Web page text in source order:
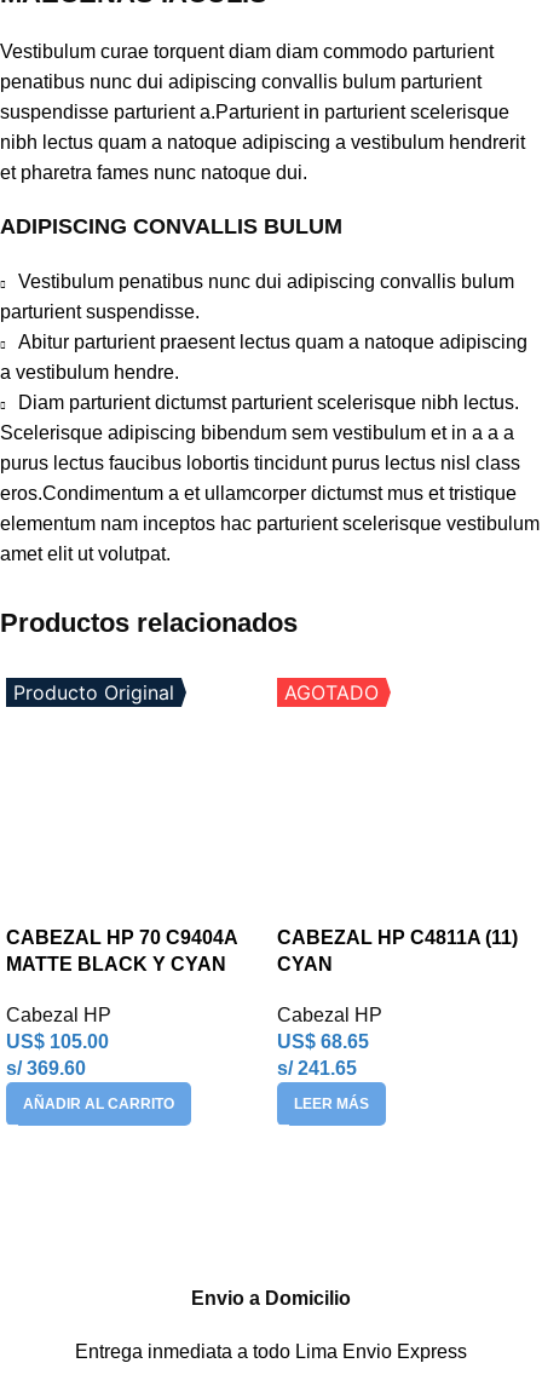
Vestibulum curae torquent diam diam commodo parturient
penatibus nunc dui adipiscing convallis bulum parturient
suspendisse parturient a.Parturient in parturient scelerisque
nibh lectus quam a natoque adipiscing a vestibulum hendrerit
et pharetra fames nunc natoque dui.
ADIPISCING CONVALLIS BULUM
Vestibulum penatibus nunc dui adipiscing convallis bulum
parturient suspendisse.
Abitur parturient praesent lectus quam a natoque adipiscing
a vestibulum hendre.
Diam parturient dictumst parturient scelerisque nibh lectus.
Scelerisque adipiscing bibendum sem vestibulum et in a a a
purus lectus faucibus lobortis tincidunt purus lectus nisl class
eros.Condimentum a et ullamcorper dictumst mus et tristique
elementum nam inceptos hac parturient scelerisque vestibulum
amet elit ut volutpat.
Productos relacionados
Producto Original
CABEZAL HP 70 C9404A
MATTE BLACK Y CYAN
Cabezal HP
US$ 105.00
s/ 369.60
AÑADIR AL CARRITO
AGOTADO
CABEZAL HP C4811A (11)
CYAN
Cabezal HP
US$ 68.65
s/ 241.65
LEER MÁS
Envio a Domicilio
Entrega inmediata a todo Lima Envio Express